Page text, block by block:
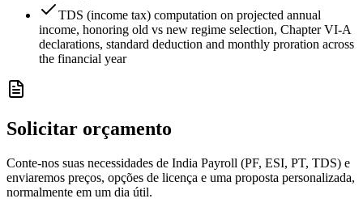
TDS (income tax) computation on projected annual
income, honoring old vs new regime selection, Chapter VI-A
declarations, standard deduction and monthly proration across
the financial year
Solicitar orçamento
Conte-nos suas necessidades de India Payroll (PF, ESI, PT, TDS) e
enviaremos preços, opções de licença e uma proposta personalizada,
normalmente em um dia útil.